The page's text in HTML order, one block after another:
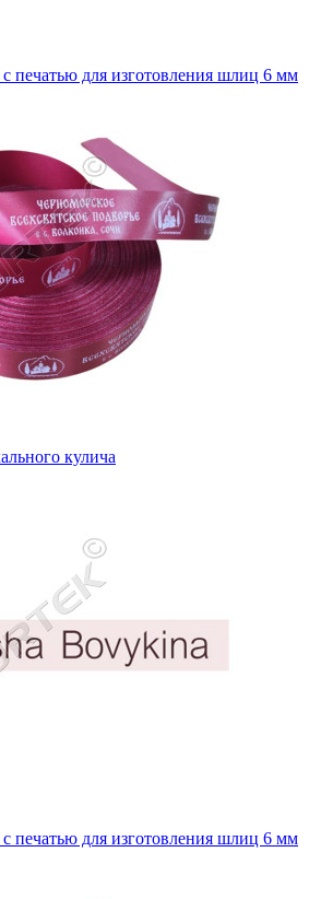
с печатью для изготовления шлиц 6 мм
кулича
с печатью для изготовления шлиц 6 мм